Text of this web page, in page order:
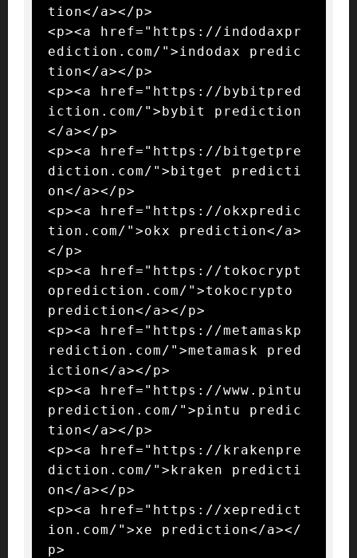
tion</a></p>
<p><a href="https://indodaxpr
ediction.com/">indodax predic
tion</a></p>
<p><a href="https://bybitpred
iction.com/">bybit prediction
</a></p>
<p><a href="https://bitgetpre
diction.com/">bitget predicti
on</a></p>
<p><a href="https://okxpredic
tion.com/">okx prediction</a>
</p>
<p><a href="https://tokocrypt
oprediction.com/">tokocrypto
prediction</a></p>
<p><a href="https://metamaskp
rediction.com/">metamask pred
iction</a></p>
<p><a href="https://www.pintu
prediction.com/">pintu predic
tion</a></p>
<p><a href="https://krakenpre
diction.com/">kraken predicti
on</a></p>
<p><a href="https://xepredict
ion.com/">xe prediction</a></
p>